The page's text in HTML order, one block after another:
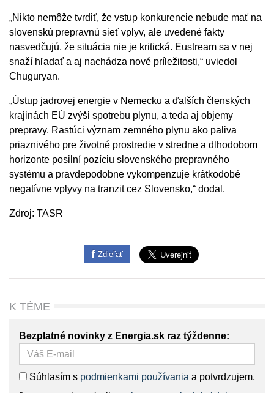
„Nikto nemôže tvrdiť, že vstup konkurencie nebude mať na
slovenskú prepravnú sieť vplyv, ale uvedené fakty
nasvedčujú, že situácia nie je kritická. Eustream sa v nej
snaží hľadať a aj nachádza nové príležitosti,“ uviedol
Chuguryan.
„Ústup jadrovej energie v Nemecku a ďalších členských
krajinách EÚ zvýši spotrebu plynu, a teda aj objemy
prepravy. Rastúci význam zemného plynu ako paliva
priaznivého pre životné prostredie v stredne a dlhodobom
horizonte posilní pozíciu slovenského prepravného
systému a pravdepodobne vykompenzuje krátkodobé
negatívne vplyvy na tranzit cez Slovensko,“ dodal.
Zdroj: TASR
Zdieľať
K TÉME
Bezplatné novinky z Energia.sk raz týždenne:
Súhlasím s podmienkami používania a potvrdzujem,